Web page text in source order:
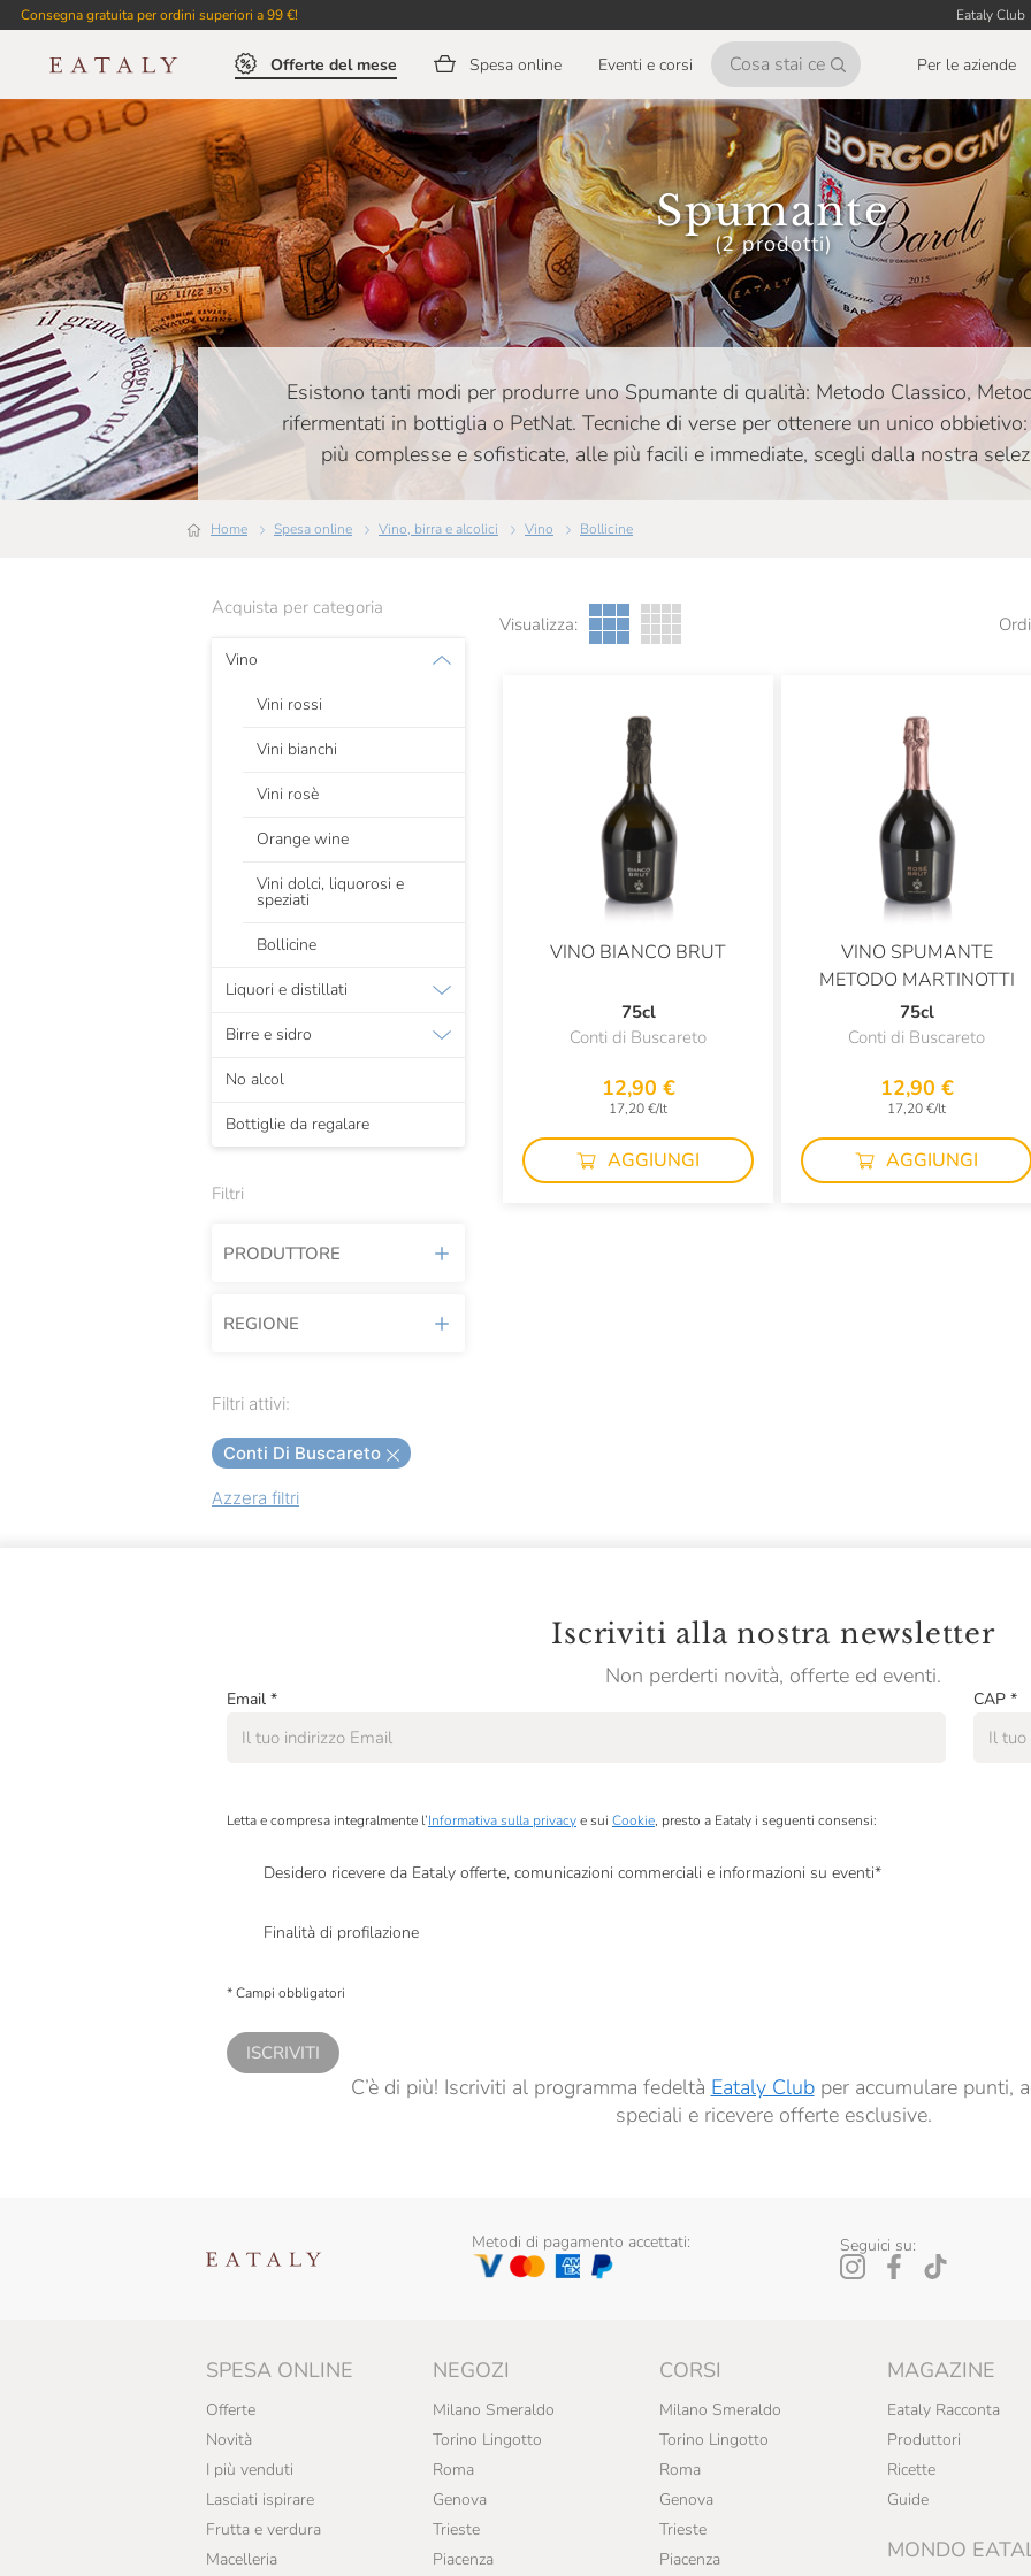
Consegna gratuita per ordini superiori a 99 €! Eataly Club
Offerte del mese Spesa online Eventi e corsi Per le aziende
Spumante
(2 prodotti)
Esistono tanti modi per produrre uno Spumante di qualità: Metodo Classico,
rifermentati in bottiglia o PetNat. Tecniche di verse per ottenere un unico
più complesse e sofisticate, alle più facili e immediate, scegli dalla nostra
Home Spesa online Vino, birra e alcolici Vino Bollicine
Acquista per categoria
Vino
Vini rossi
Vini bianchi
Vini rosè
Orange wine
Vini dolci, liquorosi e
speziati
Bollicine
Liquori e distillati
Birre e sidro
No alcol
Bottiglie da regalare
Filtri
PRODUTTORE
Alessandro Rivetto
Arcari E Danesi
Arici
Arunda
Ca' Del Bosco
Cantina Valtidone
Chiarli
Cincinnato
Cinque Campi
Cleto Chiarli
REGIONE
Marche
Filtri attivi:
Conti Di Buscareto
Azzera filtri
Visualizza:
VINO BIANCO BRUT
75cl
Conti di Buscareto
12,90 €
17,20 €/lt
AGGIUNGI
VINO SPUMANTE
METODO MARTINOTTI
75cl
Conti di Buscareto
12,90 €
17,20 €/lt
AGGIUNGI
Iscriviti alla nostra newsletter
Non perderti novità, offerte ed eventi.
Email * CAP *
Letta e compresa integralmente l’Informativa sulla privacye sui Cookie, presto a Eataly i seguenti consensi:
Desidero ricevere da Eataly offerte, comunicazioni commerciali e informazioni su eventi*
Finalità di profilazione
* Campi obbligatori
ISCRIVITI
C’è di più! Iscriviti al programma fedeltà Eataly Clubper accumulare punti,
speciali e ricevere offerte esclusive.
Metodi di pagamento accettati: Seguici su:
SPESA ONLINE
Offerte
Novità
I più venduti
Lasciati ispirare
Frutta e verdura
Macelleria
NEGOZI
Milano Smeraldo
Torino Lingotto
Roma
Genova
Trieste
Piacenza
CORSI
Milano Smeraldo
Torino Lingotto
Roma
Genova
Trieste
Piacenza
MAGAZINE
Eataly Racconta
Produttori
Ricette
Guide
MONDO